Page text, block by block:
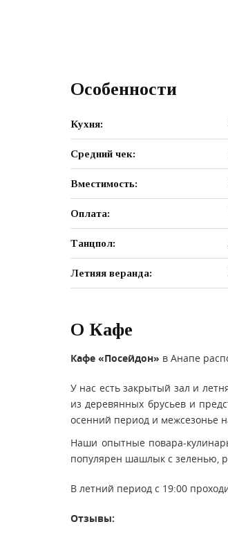
Особенности
Кухня:
Средний чек:
Вместимость:
Оплата:
Танцпол:
Летняя веранда:
О Кафе
Кафе «Посейдон» в Анапе
У нас есть закрытый зал и
из деревянных брусьев и
осенний период и межсезонье
Наши опытные повара-
популярен шашлык с зеленью,
В летний период с 19:00
Отзывы: